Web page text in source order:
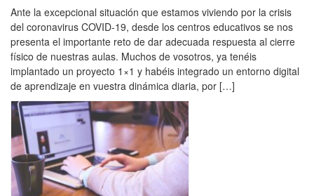
Ante la excepcional situación que estamos viviendo por la crisis
del coronavirus COVID-19, desde los centros educativos se nos
presenta el importante reto de dar adecuada respuesta al cierre
físico de nuestras aulas. Muchos de vosotros, ya tenéis
implantado un proyecto 1×1 y habéis integrado un entorno digital
de aprendizaje en vuestra dinámica diaria, por […]